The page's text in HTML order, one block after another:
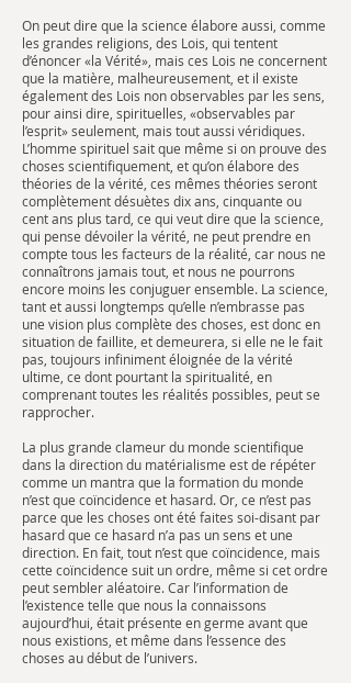
On peut dire que la science élabore aussi, comme
les grandes religions, des Lois, qui tentent
d’énoncer «la Vérité», mais ces Lois ne concernent
que la matière, malheureusement, et il existe
également des Lois non observables par les sens,
pour ainsi dire, spirituelles, «observables par
l’esprit» seulement, mais tout aussi véridiques.
L’homme spirituel sait que même si on prouve des
choses scientifiquement, et qu’on élabore des
théories de la vérité, ces mêmes théories seront
complètement désuètes dix ans, cinquante ou
cent ans plus tard, ce qui veut dire que la science,
qui pense dévoiler la vérité, ne peut prendre en
compte tous les facteurs de la réalité, car nous ne
connaîtrons jamais tout, et nous ne pourrons
encore moins les conjuguer ensemble. La science,
tant et aussi longtemps qu’elle n’embrasse pas
une vision plus complète des choses, est donc en
situation de faillite, et demeurera, si elle ne le fait
pas, toujours infiniment éloignée de la vérité
ultime, ce dont pourtant la spiritualité, en
comprenant toutes les réalités possibles, peut se
rapprocher.
La plus grande clameur du monde scientifique
dans la direction du matérialisme est de répéter
comme un mantra que la formation du monde
n’est que coïncidence et hasard. Or, ce n’est pas
parce que les choses ont été faites soi-disant par
hasard que ce hasard n’a pas un sens et une
direction. En fait, tout n’est que coïncidence, mais
cette coïncidence suit un ordre, même si cet ordre
peut sembler aléatoire. Car l’information de
l’existence telle que nous la connaissons
aujourd’hui, était présente en germe avant que
nous existions, et même dans l’essence des
choses au début de l’univers.